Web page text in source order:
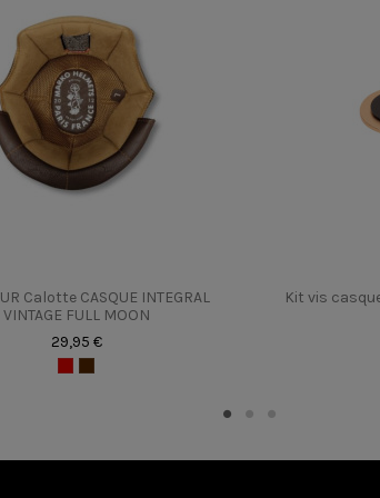
d’un mètre de couturier. Si vous n’en avez
dessus de vos sourcils, là où votre crâne est
Calotte CASQUE INTEGRAL
VINTAGE FULL MOON
29,95 €
Kit vis